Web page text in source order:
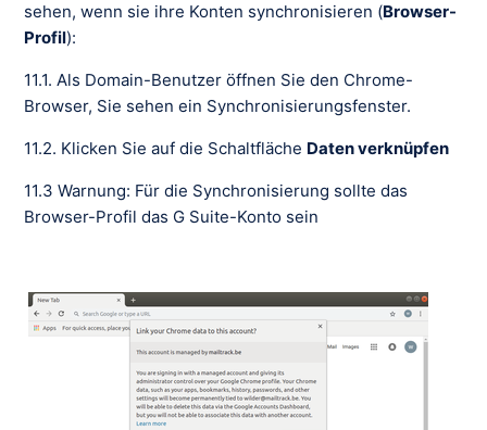
sehen, wenn sie ihre Konten synchronisieren (Browser-
Profil):
11.1. Als Domain-Benutzer öffnen Sie den Chrome-
Browser, Sie sehen ein Synchronisierungsfenster.
11.2. Klicken Sie auf die Schaltfläche Daten verknüpfen
11.3 Warnung: Für die Synchronisierung sollte das
Browser-Profil das G Suite-Konto sein